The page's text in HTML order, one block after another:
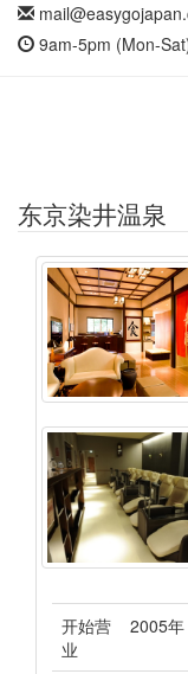
9am-5pm (Mon-
东京染井温泉
开始营
业
2005年